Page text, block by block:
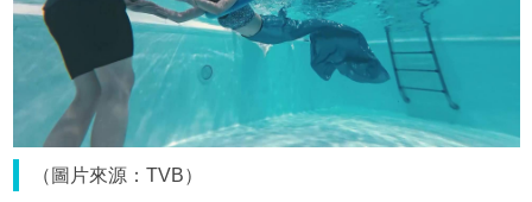
（圖片來源：TVB）